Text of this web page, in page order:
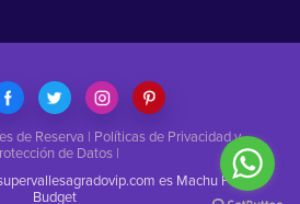
de Reserva | Políticas de Privacidad y
de Datos |
es Machu Picchu
Budget